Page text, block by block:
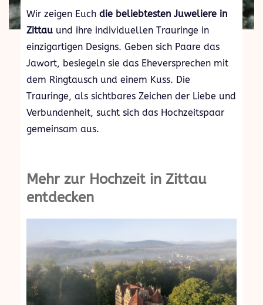
Wir zeigen Euch die beliebtesten Juweliere in
Zittau und ihre individuellen Trauringe in
einzigartigen Designs. Geben sich Paare das
Jawort, besiegeln sie das Eheversprechen mit
dem Ringtausch und einem Kuss. Die
Trauringe, als sichtbares Zeichen der Liebe und
Verbundenheit, sucht sich das Hochzeitspaar
gemeinsam aus.
Mehr zur Hochzeit in Zittau
entdecken